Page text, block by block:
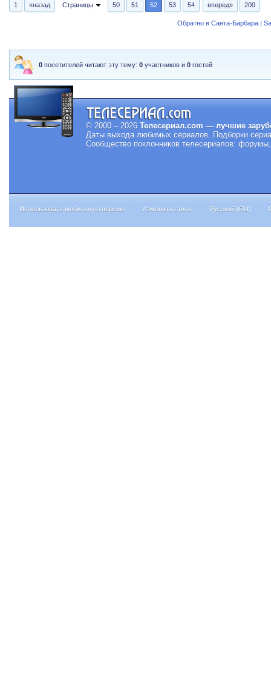
1 «назад Страницы 50 51 52 53 54 вперед» 200
Обратно в Санта-Барбара |
0 посетителей читают эту тему:0 участников и0 гостей
© 2000 – 2026 Телесериал.com — лучшие
Даты выхода любимых сериалов. Подборки
Сообщество поклонников телесериалов:
Использовать мобильную версию Изменить стиль Русский (RU)